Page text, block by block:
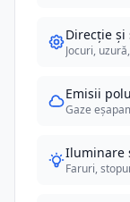
Direcție și
Jocuri,
Emisii
Gaze
Iluminare
Faruri,